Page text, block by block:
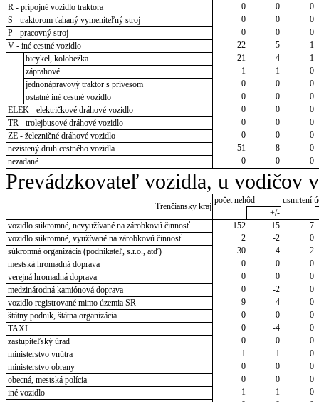
R - prípojné vozidlo traktora
0 0
0
S - traktorom ťahaný vymeniteľný stroj
0 0
0
P - pracovný stroj
0 0
0
V - iné cestné vozidlo
22 5
1
bicykel, kolobežka
21 4
1
záprahové
1 1
0
jednonápravový traktor s prívesom
0 0
0
ostatné iné cestné vozidlo
0 0
0
ELEK - električkové dráhové vozidlo
0 0
0
TR - trolejbusové dráhové vozidlo
0 0
0
ZE - železničné dráhové vozidlo
0 0
0
nezistený druh cestného vozidla
51 8
0
nezadané
0 0 0
Prevádzkovateľ vozidla, u vodičov
Trenčiansky kraj
počet nehôd
usmrtení
+/-
vozidlo súkromné, nevyužívané na zárobkovú činnosť
152 15
7
vozidlo súkromné, využívané na zárobkovú činnosť
2 -2
0
súkromná organizácia (podnikateľ, s.r.o., atď)
30 4
2
mestská hromadná doprava
0 0
0
verejná hromadná doprava
0 0
0
medzinárodná kamiónová doprava
0 -2
0
vozidlo registrované mimo územia SR
9 4
0
štátny podnik, štátna organizácia
0 0
0
TAXI
0 -4
0
zastupiteľský úrad
0 0
0
ministerstvo vnútra
1 1
0
ministerstvo obrany
0 0
0
obecná, mestská polícia
0 0
0
iné vozidlo
1 -1
0